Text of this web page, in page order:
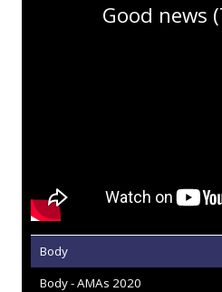
Good news
Body
Body - AMAs 2020